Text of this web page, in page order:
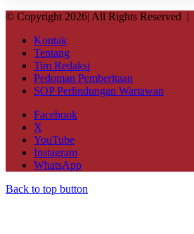
© Copyright 2026| All Rights Reserved |
Kontak
Tentang
Tim Redaksi
Pedoman Pemberitaan
SOP Perlindungan Wartawan
Facebook
X
YouTube
Instagram
WhatsApp
Back to top button